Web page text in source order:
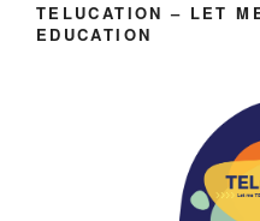
TELUCATION – LET
EDUCATION